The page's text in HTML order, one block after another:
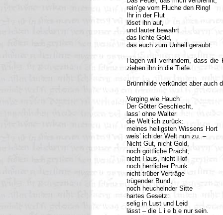
rein’ge vom Fluche den Ring!
Ihr in der Flut
löset ihn auf,
und lauter bewahrt
das lichte Gold,
das euch zum Unheil geraubt.
Hagen will verhindern, dass
ziehen ihn in die Tiefe.
Brünnhilde verkündet aber auch
Verging wie Hauch
Der Götter Geschlecht,
lass’ ohne Walter
die Welt ich zurück:
meines heiligsten Wissens Hort
weis’ ich der Welt nun zu. –
Nicht Gut, nicht Gold,
noch göttliche Pracht;
nicht Haus, nicht Hof
noch herrlicher Prunk:
nicht trüber Verträge
trügender Bund,
noch heuchelnder Sitte
hartes Gesetz:
selig in Lust und Leid
lässt – die L i e b e nur sein.